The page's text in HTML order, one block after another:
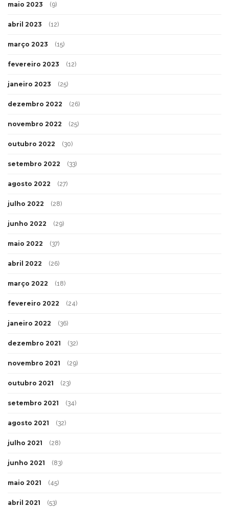
maio 2023 (9)
abril 2023 (12)
março 2023 (15)
fevereiro 2023 (12)
janeiro 2023 (25)
dezembro 2022 (26)
novembro 2022 (25)
outubro 2022 (30)
setembro 2022 (33)
agosto 2022 (27)
julho 2022 (28)
junho 2022 (29)
maio 2022 (37)
abril 2022 (26)
março 2022 (18)
fevereiro 2022 (24)
janeiro 2022 (36)
dezembro 2021 (32)
novembro 2021 (29)
outubro 2021 (23)
setembro 2021 (34)
agosto 2021 (32)
julho 2021 (28)
junho 2021 (83)
maio 2021 (45)
abril 2021 (53)